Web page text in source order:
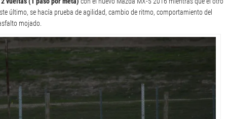
último, se hacía prueba de agilidad, cambio de ritmo, comportamiento del
mojado.